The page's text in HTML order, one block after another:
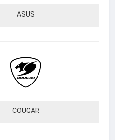
ASUS
COUGAR